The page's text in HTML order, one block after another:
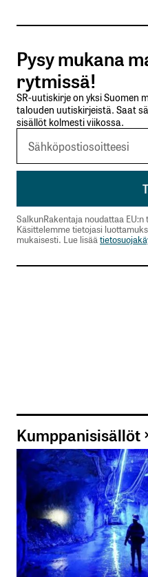
Tilaa
Lähetä kommentti
Pysy mukana
rytmissä!
SR-uutiskirje on yksi Suomen
talouden uutiskirjeistä. Saat
sisällöt kolmesti viikossa.
SalkunRakentaja noudattaa EU:n
Käsittelemme tietojasi
mukaisesti. Lue lisää
Kumppanisisällöt